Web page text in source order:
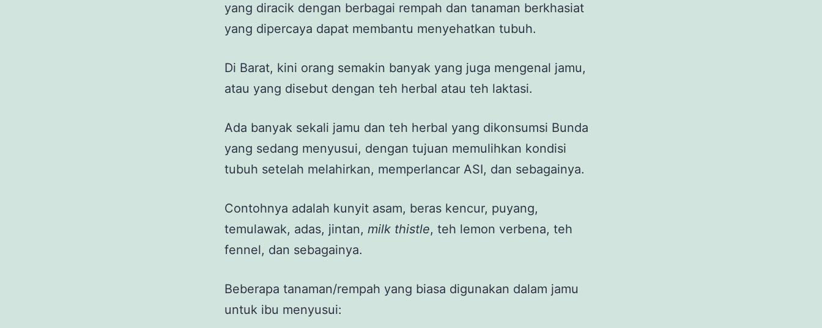
yang diracik dengan berbagai rempah dan tanaman berkhasiat
yang dipercaya dapat membantu menyehatkan tubuh.
Di Barat, kini orang semakin banyak yang juga mengenal jamu,
atau yang disebut dengan teh herbal atau teh laktasi.
Ada banyak sekali jamu dan teh herbal yang dikonsumsi Bunda
yang sedang menyusui, dengan tujuan memulihkan kondisi
tubuh setelah melahirkan, memperlancar ASI, dan sebagainya.
Contohnya adalah kunyit asam, beras kencur, puyang,
temulawak, adas, jintan, milk thistle, teh lemon verbena, teh
fennel, dan sebagainya.
Beberapa tanaman/rempah yang biasa digunakan dalam jamu
untuk ibu menyusui: